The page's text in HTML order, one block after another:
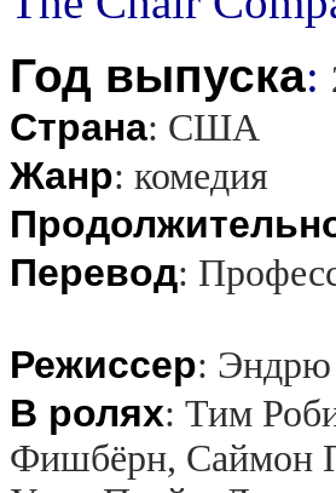
Год выпуска:
Страна: США
Жанр: комедия
Перевод:
Режиссер: Эндрю
В ролях: Тим
Фишбёрн, Саймон